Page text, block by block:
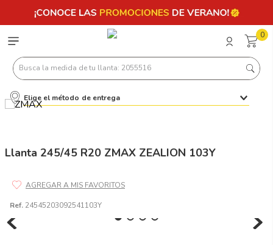
0
Busca la medida de tu llanta: 2055516
Elige el método de entrega
Llanta 245/45 R20 ZMAX ZEALION 103Y
Ref. 24545203092541103Y
Términos más buscados